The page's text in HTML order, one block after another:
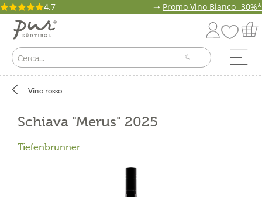
4.7 ➝ Promo Vino Bianco -30%*
Vino rosso
Schiava "Merus" 2025
Tiefenbrunner